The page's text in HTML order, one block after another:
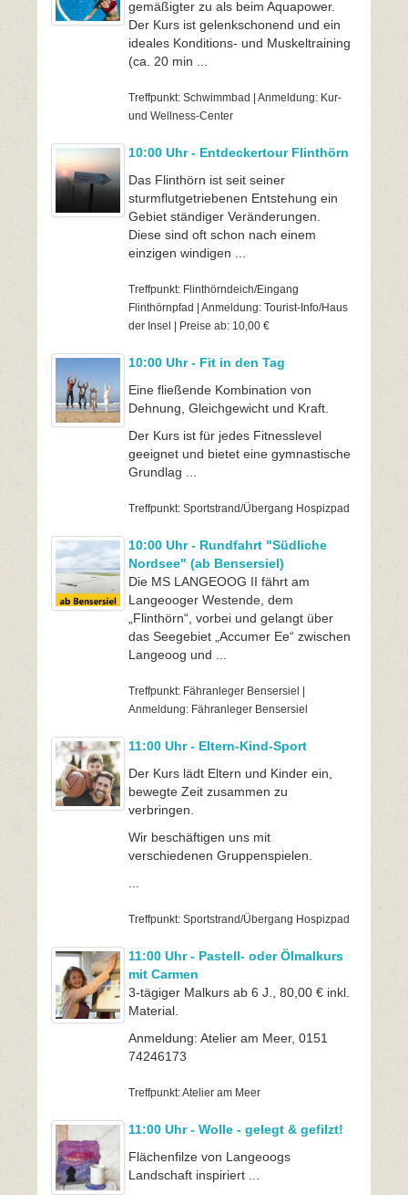
gemäßigter zu als beim Aquapower.
Der Kurs ist gelenkschonend und ein
ideales Konditions- und Muskeltraining
(ca. 20 min ...
Treffpunkt: Schwimmbad | Anmeldung: Kur-
und Wellness-Center
10:00 Uhr - Entdeckertour Flinthörn
Das Flinthörn ist seit seiner
sturmflutgetriebenen Entstehung ein
Gebiet ständiger Veränderungen.
Diese sind oft schon nach einem
einzigen windigen ...
Treffpunkt: Flinthörndeich/Eingang
Flinthörnpfad | Anmeldung: Tourist-Info/Haus
der Insel | Preise ab: 10,00 €
10:00 Uhr - Fit in den Tag
Eine fließende Kombination von
Dehnung, Gleichgewicht und Kraft.
Der Kurs ist für jedes Fitnesslevel
geeignet und bietet eine gymnastische
Grundlag ...
Treffpunkt: Sportstrand/Übergang Hospizpad
10:00 Uhr - Rundfahrt "Südliche
Nordsee" (ab Bensersiel)
Die MS LANGEOOG II fährt am
Langeooger Westende, dem
„Flinthörn“, vorbei und gelangt über
das Seegebiet „Accumer Ee“ zwischen
Langeoog und ...
Treffpunkt: Fähranleger Bensersiel |
Anmeldung: Fähranleger Bensersiel
11:00 Uhr - Eltern-Kind-Sport
Der Kurs lädt Eltern und Kinder ein,
bewegte Zeit zusammen zu
verbringen.
Wir beschäftigen uns mit
verschiedenen Gruppenspielen.
Treffpunkt: Sportstrand/Übergang Hospizpad
11:00 Uhr - Pastell- oder Ölmalkurs
mit Carmen
3-tägiger Malkurs ab 6 J., 80,00 € inkl.
Material.
Anmeldung: Atelier am Meer, 0151
74246173
Treffpunkt: Atelier am Meer
11:00 Uhr - Wolle - gelegt & gefilzt!
Flächenfilze von Langeoogs
Landschaft inspiriert ...